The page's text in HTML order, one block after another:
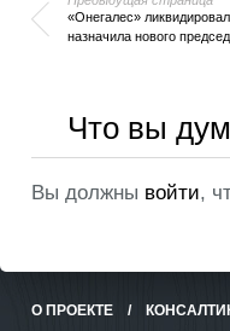
«Онегалес»
назначила нового
Что вы
Вы должны войти,
О ПРОЕКТЕ /